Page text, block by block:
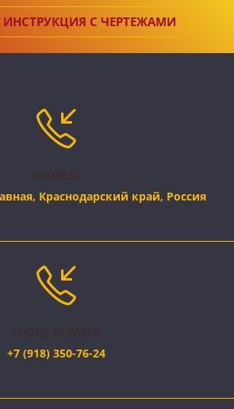
ИНСТРУКЦИЯ С ЧЕРТЕЖАМИ
ADDRESS
Краснодарский край, Россия
PHONE NUMBER
+7 (918) 350-76-24